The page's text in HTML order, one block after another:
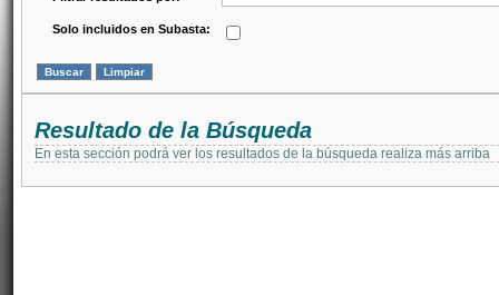
Solo incluidos en Subasta:
Resultado de la Búsqueda
En esta sección podrá ver los resultados de la búsqueda realiza más arriba